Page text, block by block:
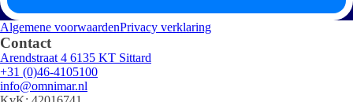
Algemene voorwaardenPrivacy verklaring
Contact
Arendstraat 4 6135 KT Sittard
+31 (0)46-4105100
info@omnimar.nl